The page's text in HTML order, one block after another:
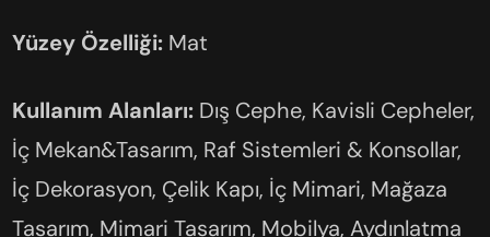
Yüzey Özelliği: Mat
Kullanım Alanları: Dış Cephe, Kavisli Cepheler,
İç Mekan&Tasarım, Raf Sistemleri & Konsollar,
İç Dekorasyon, Çelik Kapı, İç Mimari, Mağaza
Tasarım, Mimari Tasarım, Mobilya, Aydınlatma